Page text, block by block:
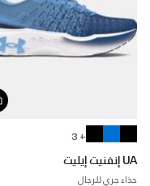
+ 3
UA إنفنيت إيليت
حذاء جري للرجال